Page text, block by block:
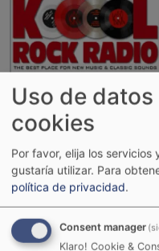
Kool Rock Radio
Uso de
cookies
Por favor, elija los
gustaría utilizar. Para
política de privacidad.
Consent manager
Klaro! Cookie &